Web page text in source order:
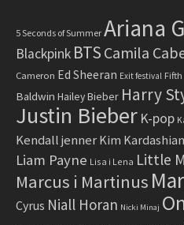
5 Seconds of Summer Ariana
Blackpink BTS Camila
Cameron Ed Sheeran Exit festival
Baldwin Hailey Bieber Harry
Justin Bieber K-pop
Kendall jenner Kim Kardashian
Liam Payne Lisa i Lena Little
Marcus i Martinus
Cyrus Niall Horan Nicki Minaj